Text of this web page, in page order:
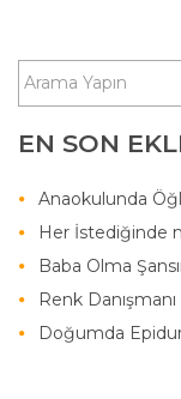
EN SON
Anaokulunda
Her İstediğinde
Baba Olma
Renk
Doğumda